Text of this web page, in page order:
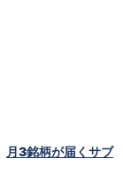
月3銘柄が届くサブ